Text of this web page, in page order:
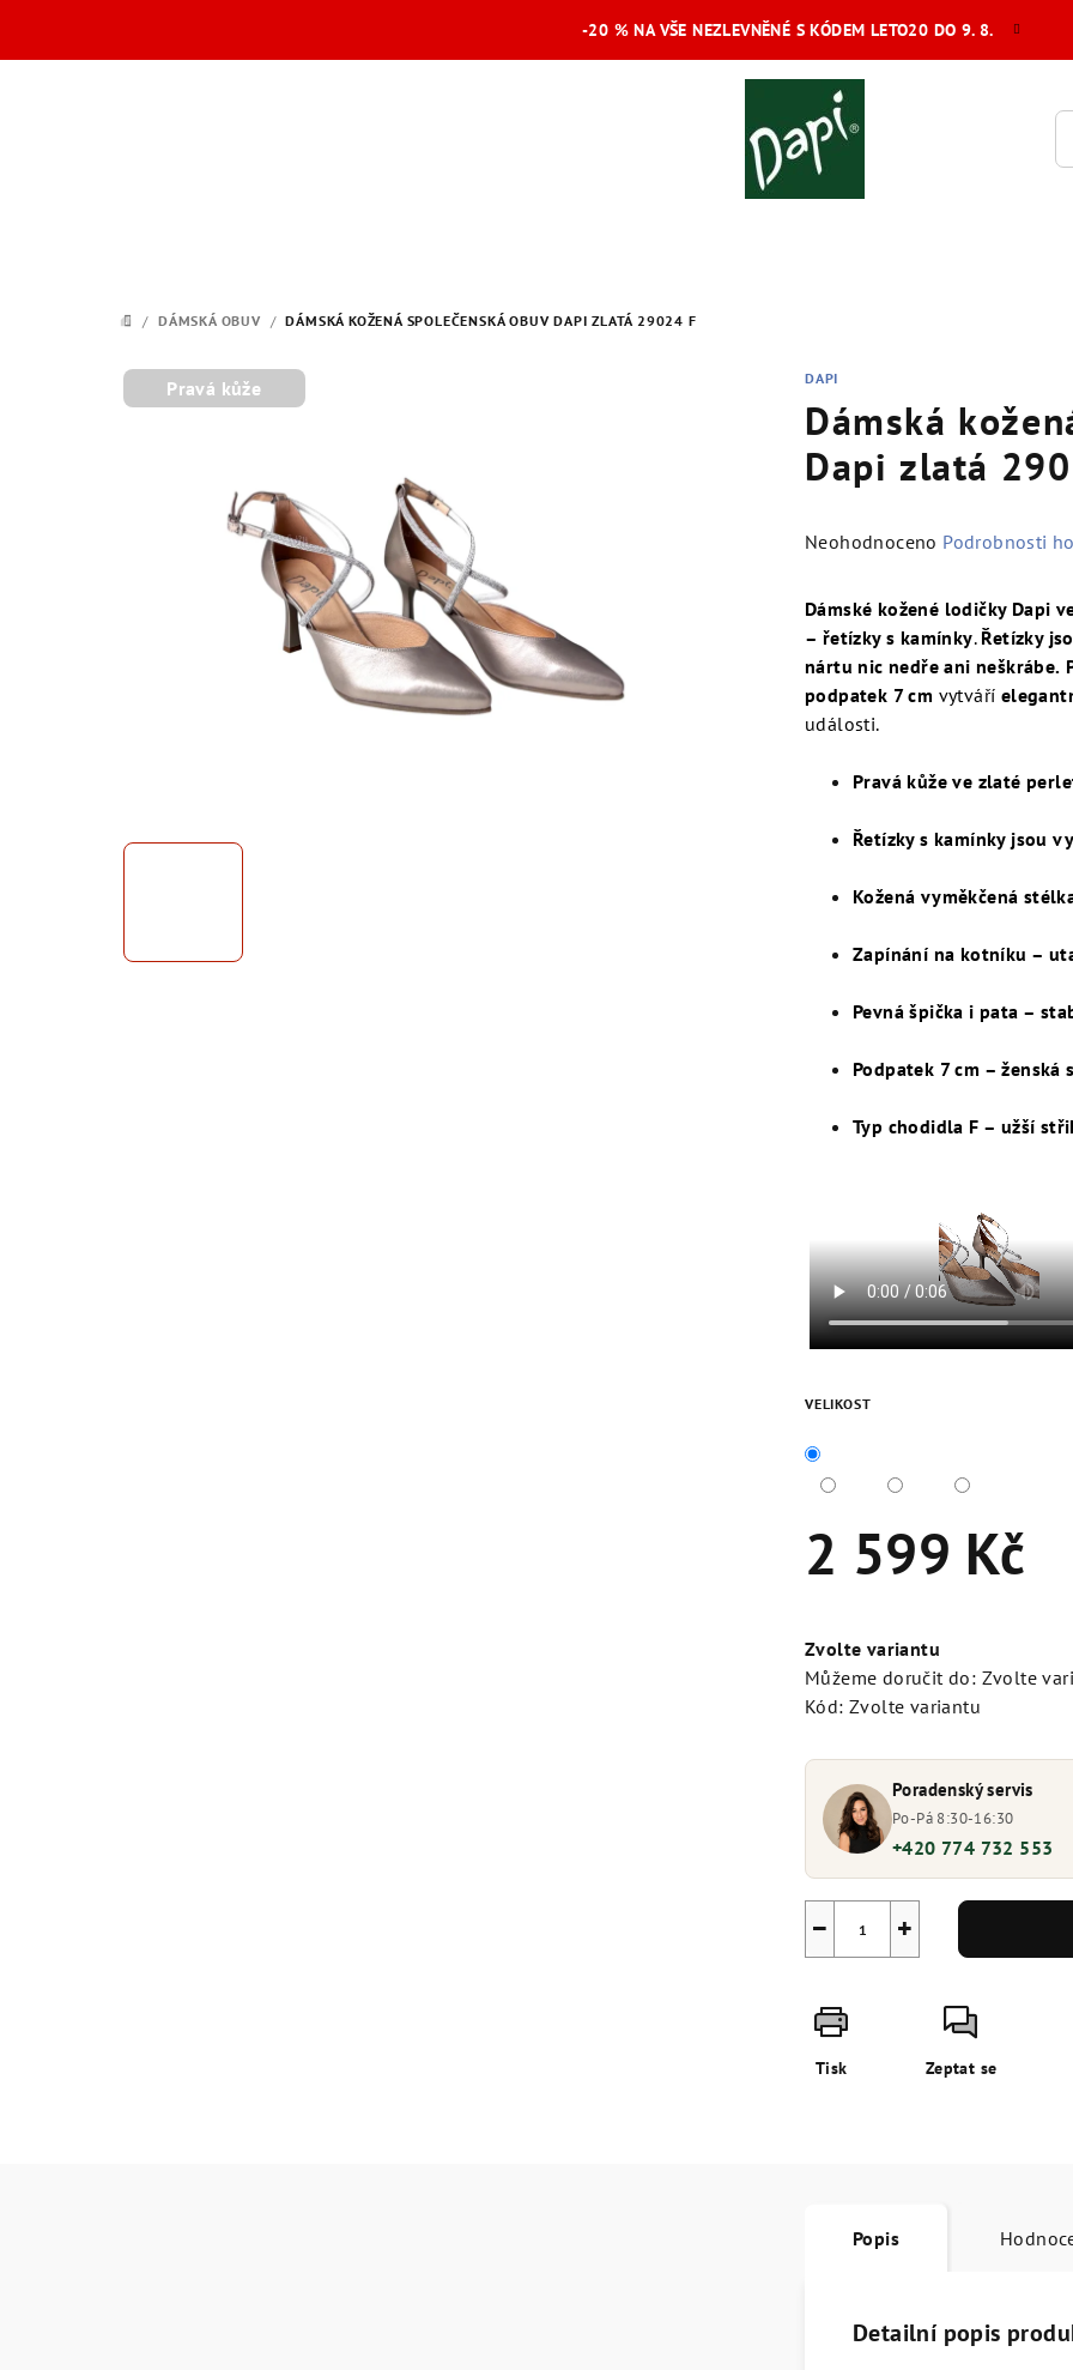
-20 % NA VŠE NEZLEVNĚNÉ S KÓDEM LETO20 DO 9. 8.
DOMŮ
/ DÁMSKÁ OBUV / DÁMSKÁ KOŽENÁ SPOLEČENSKÁ OBUV DAPI ZLATÁ 29024 F
DAPI
Dámská
Dapi zlatá
Průměrné
produktu
0,0
5
Neohodnoceno Podrobnosti
Dámské kožené lodičky Dapi
– řetízky s kamínky. Řetízky
nártu nic nedře ani neškrábe.
podpatek 7 cm vytváří
události.
Pravá kůže ve zlaté
Řetízky s kamínky jsou
Kožená vyměkčená
Zapínání na kotníku –
Pevná špička i pata –
Podpatek 7 cm – ženská
Typ chodidla F – užší
VELIKOST
2 599 Kč
cena:
Zvolte variantu
Můžeme doručit do: Zvolte
Kód: Zvolte variantu
Poradenský servis
Po-Pá 8:30-16:30
+420 774 732 553
+
−
Tisk Zeptat se
Pravá kůže
Popis
Detailní popis